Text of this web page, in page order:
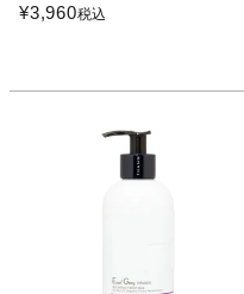
¥3,960税込